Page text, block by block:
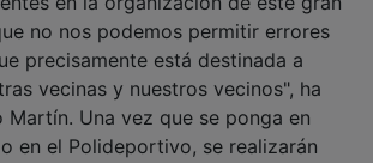
no nos podemos permitir errores
precisamente está destinada a
vecinas y nuestros vecinos", ha
Martín. Una vez que se ponga en
en el Polideportivo, se realizarán
diarias por el método de